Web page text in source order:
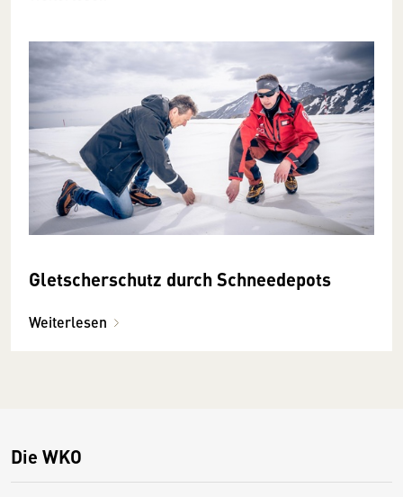
Gletscherschutz durch Schneedepots
Weiterlesen
Die WKO